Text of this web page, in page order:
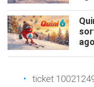
ticket